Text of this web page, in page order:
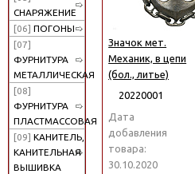
СНАРЯЖЕНИЕ
[06] ПОГОНЫ
[07]
ФУРНИТУРА
МЕТАЛЛИЧЕСКАЯ
[08]
ФУРНИТУРА
ПЛАСТМАССОВАЯ
[09] КАНИТЕЛЬ,
КАНИТЕЛЬНАЯ
ВЫШИВКА
Значок мет.
Механик, в цепи
(бол., литье)
20220001
Дата
добавления
товара:
30.10.2020